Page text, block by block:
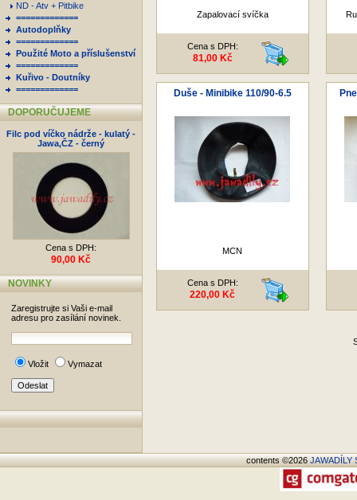
ND - Atv + Pitbike
=============
Autodoplňky
=============
Použité Moto a příslušenství
=============
Kuřivo - Doutníky
=============
DOPORUČUJEME
Filc pod víčko nádrže - kulatý -
Jawa,ČZ - černý
Cena s DPH:
90,00 Kč
NOVINKY
Zaregistrujte si Vaši e-mail
adresu pro zasílání novinek.
Vložit Vymazat
Zapalovací svíčka
Cena s DPH:
81,00 Kč
Duše - Minibike 110/90-6.5
MCN
Cena s DPH:
220,00 Kč
contents ©2026JAWADÍLY